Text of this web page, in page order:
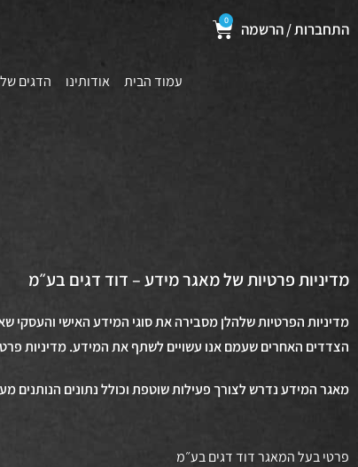
התחברות / הרשמה 0
עמוד הבית אודותינו הדגים
מדיניות פרטיות של מאגר מידע – דוד דגים בע״מ
מדיניות הפרטיות שלהלן מסבירה את סוגי המידע האישי והעסקי
הצדדים האחרים שעמם אנו עשויים לשתף את המידע. מדיניות
מאגר המידע נדרש לצורך פעילות שוטפת וכולל נתונים הנותנים
פרטי בעל המאגר דוד דגים בע״מ